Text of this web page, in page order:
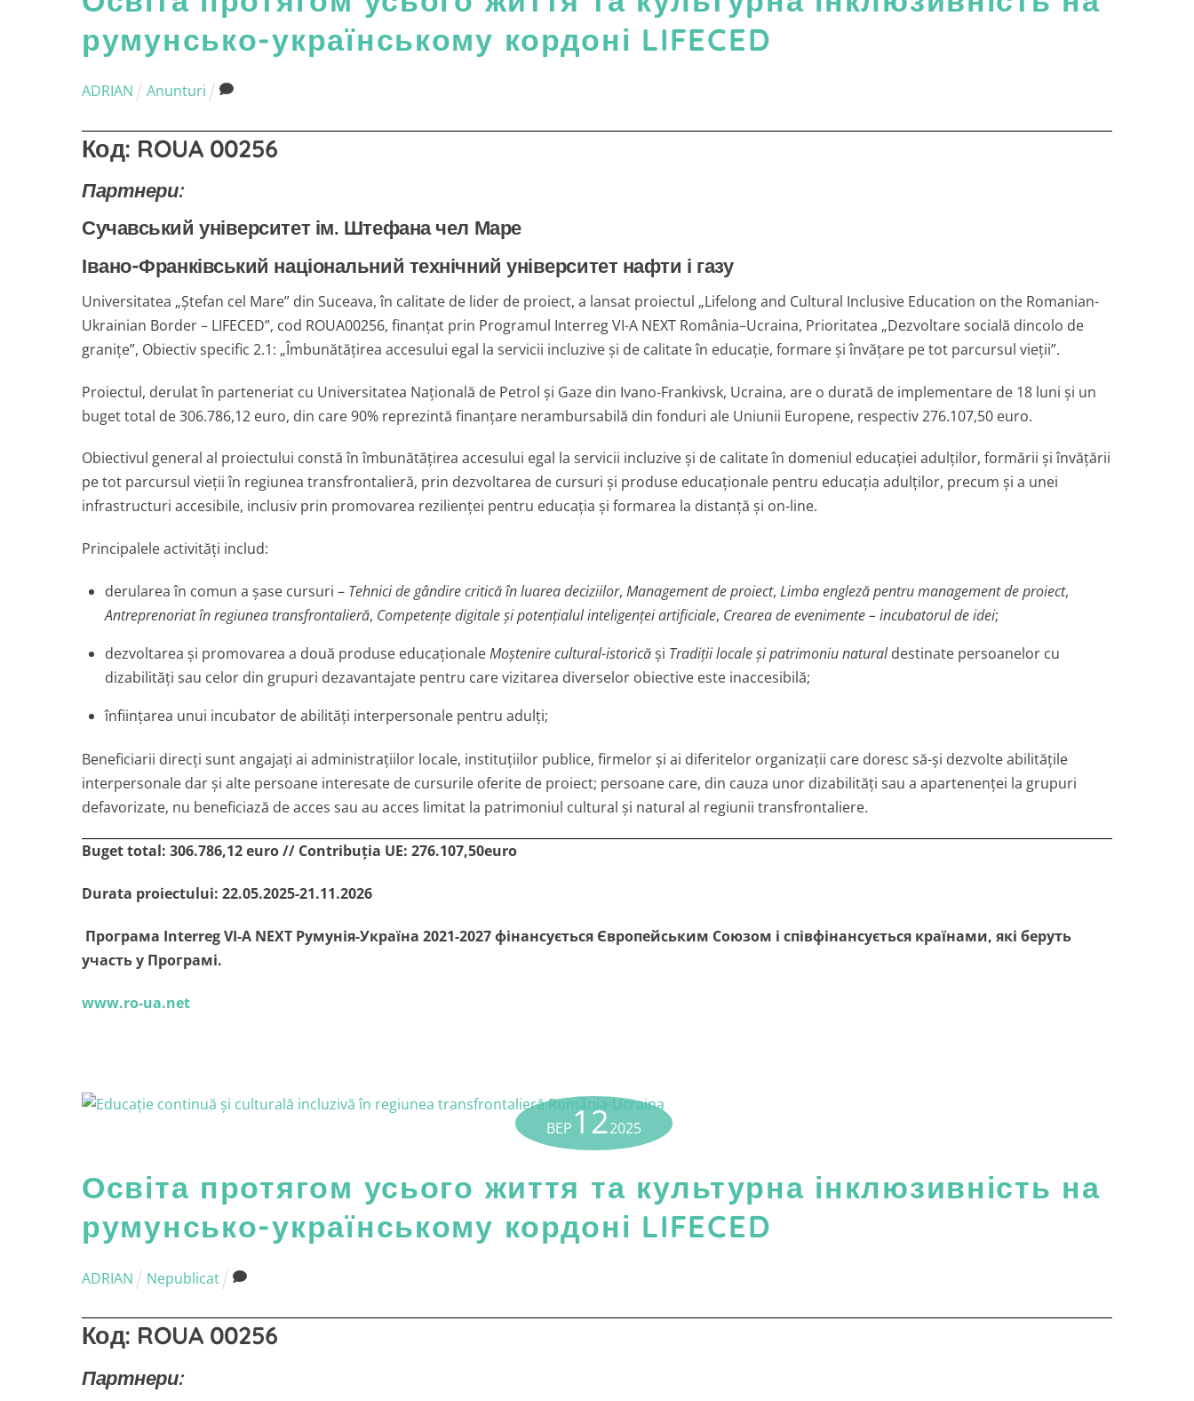
румунсько-українському кордоні LIFECED
ADRIAN Anunturi
Код: ROUA 00256
Партнери:
Сучавський університет ім. Штефана чел Маре
Івано-Франківський національний технічний університет нафти і газу
Universitatea „Ștefan cel Mare” din Suceava, în calitate de lider de proiect, a lansat proiectul „Lifelong and Cultural Inclusive Education on the Romanian-
Ukrainian Border – LIFECED”, cod ROUA00256, finanțat prin Programul Interreg VI-A NEXT România–Ucraina, Prioritatea „Dezvoltare socială dincolo de
granițe”, Obiectiv specific 2.1: „Îmbunătățirea accesului egal la servicii incluzive și de calitate în educație, formare și învățare pe tot parcursul vieții”.
Proiectul, derulat în parteneriat cu Universitatea Națională de Petrol și Gaze din Ivano-Frankivsk, Ucraina, are o durată de implementare de 18 luni și un
buget total de 306.786,12 euro, din care 90% reprezintă finanțare nerambursabilă din fonduri ale Uniunii Europene, respectiv 276.107,50 euro.
Obiectivul general al proiectului constă în îmbunătățirea accesului egal la servicii incluzive și de calitate în domeniul educației adulților, formării și învățării
pe tot parcursul vieții în regiunea transfrontalieră, prin dezvoltarea de cursuri și produse educaționale pentru educația adulților, precum și a unei
infrastructuri accesibile, inclusiv prin promovarea rezilienței pentru educația și formarea la distanță și on-line.
Principalele activități includ:
derularea în comun a șase cursuri – Tehnici de gândire critică în luarea deciziilor, Management de proiect, Limba engleză pentru management de proiect,
Antreprenoriat în regiunea transfrontalieră, Competențe digitale și potențialul inteligenței artificiale, Crearea de evenimente – incubatorul de idei;
dezvoltarea și promovarea a două produse educaționaleMoștenire cultural-istoricăși Tradiții locale și patrimoniu naturaldestinate persoanelor cu
dizabilități sau celor din grupuri dezavantajate pentru care vizitarea diverselor obiective este inaccesibilă;
înființarea unui incubator de abilități interpersonale pentru adulți;
Beneficiarii direcți sunt angajați ai administrațiilor locale, instituțiilor publice, firmelor și ai diferitelor organizații care doresc să-și dezvolte abilitățile
interpersonale dar și alte persoane interesate de cursurile oferite de proiect; persoane care, din cauza unor dizabilități sau a apartenenței la grupuri
defavorizate, nu beneficiază de acces sau au acces limitat la patrimoniul cultural și natural al regiunii transfrontaliere.
Buget total: 306.786,12 euro // Contribuția UE: 276.107,50euro
Durata proiectului: 22.05.2025-21.11.2026
Програма Interreg VI-A NEXT Румунія-Україна 2021-2027 фінансується Європейським Союзом і співфінансується країнами, які беруть
участь у Програмі.
www.ro-ua.net
ВЕР122025
Освіта протягом усього життя та культурна інклюзивність на
румунсько-українському кордоні LIFECED
ADRIAN Nepublicat
Код: ROUA 00256
Партнери: